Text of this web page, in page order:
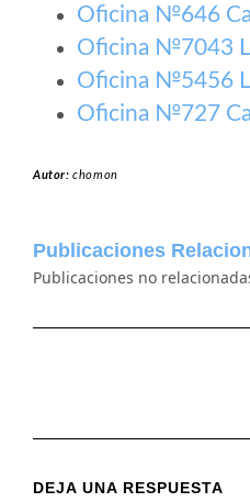
Oficina №646
Oficina №7043
Oficina №5456
Oficina №727
Autor:chomon
Publicaciones
Publicaciones no
DEJA UNA RESPUESTA